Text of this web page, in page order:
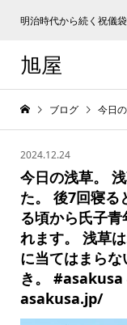
明治時代から続く祝儀
旭屋
ブログ 今日
2024.12.24
今日の浅草。
た。 後7回寝る
る頃から氏子
れます。 浅草
に当てはまら
き。
asakusa.jp/